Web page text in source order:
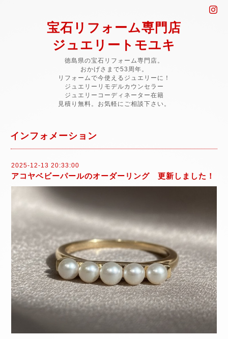
宝石リフォーム専門店
ジュエリートモユキ
徳島県の宝石リフォーム専門店。
おかげさまで53周年。
リフォームで今使えるジュエリーに！
ジュエリーリモデルカウンセラー
ジュエリーコーディネーター在籍
見積り無料。お気軽にご相談下さい。
インフォメーション
2025-12-13 20:33:00
アコヤベビーパールのオーダーリング 更新しました！